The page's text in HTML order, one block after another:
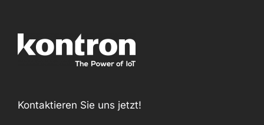
Kontaktieren Sie uns jetzt!